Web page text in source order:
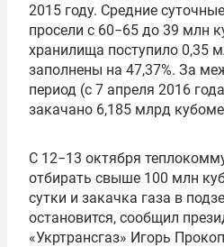
2015 году. Средние
просели с 60−65 до 39 млн
хранилища поступило 0,35
заполнены на 47,37%. За
период (с 7 апреля 2016
закачано 6,185 млрд
С 12−13 октября
отбирать свыше 100 млн
сутки и закачка газа в
остановится, сообщил
«Укртрансгаз» Игорь